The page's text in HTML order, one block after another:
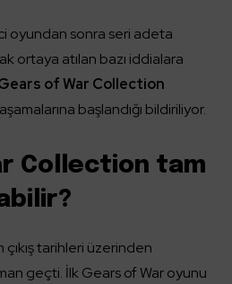
oyundan sonra seri adeta
ortaya atılan bazı iddialara
of War Collection
başlandığı bildiriliyor.
Collection tam
tarihleri üzerinden
geçti. İlk Gears of War oyunu